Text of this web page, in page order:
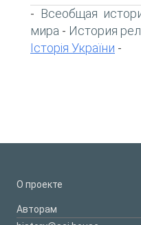
- Всеобщая
мира - История
Історія України -
О проекте
Авторам